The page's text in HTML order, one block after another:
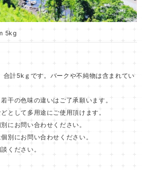
5kg
計5kｇです。バークや不純物は含まれてい
干の色味の違いはご了承願います。
として多用途にご使用頂けます。
にお問い合わせください。
別にお問い合わせください。
ください。